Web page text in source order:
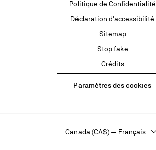
Politique de Confidentialité
Déclaration d'accessibilité
Sitemap
Stop fake
Crédits
Paramètres des cookies
Canada (CA$) — Français